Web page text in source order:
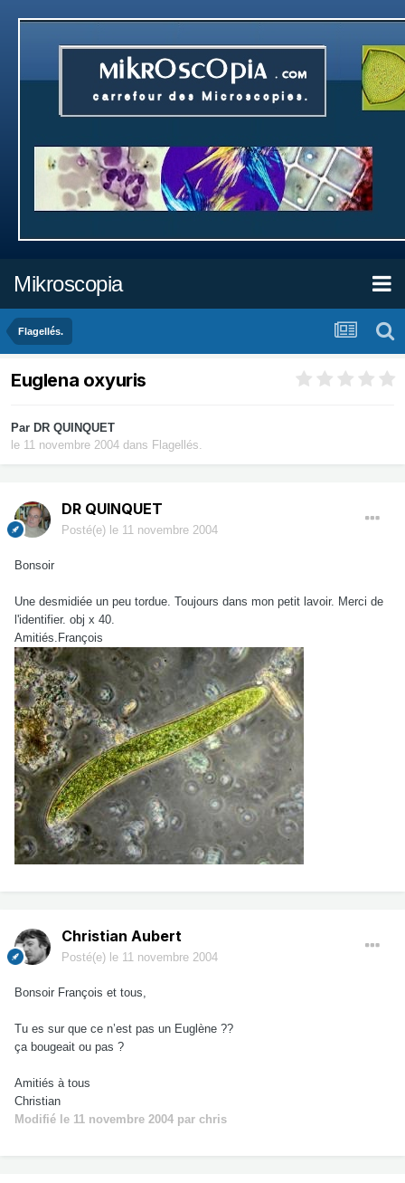
Mikroscopia
Flagellés.
Euglena oxyuris
Par DR QUINQUET
le 11 novembre 2004 dans Flagellés.
DR QUINQUET
Posté(e) le 11 novembre 2004
Bonsoir
Une desmidiée un peu tordue. Toujours dans mon petit lavoir. Merci de
l'identifier. obj x 40.
Amitiés.François
Christian Aubert
Posté(e) le 11 novembre 2004
Bonsoir François et tous,
Tu es sur que ce n’est pas un Euglène ??
ça bougeait ou pas ?
Amitiés à tous
Christian
Modifié le 11 novembre 2004 par chris